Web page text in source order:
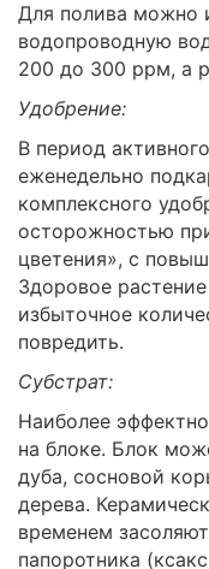
Для полива можно
водопроводную
200 до 300 ррм, а
Удобрение:
В период
еженедельно
комплексного
осторожностью
цветения», с
Здоровое
избыточное
повредить.
Субстрат:
Наиболее
на блоке. Блок
дуба, сосновой
дерева.
временем
папоротника